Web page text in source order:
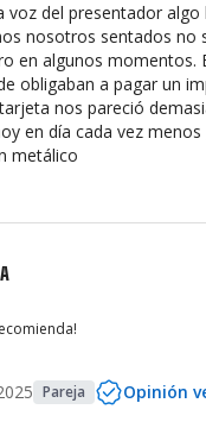
voz del presentador algo
nosotros sentados no
en algunos momentos.
obligaban a pagar un
nos pareció
en día cada vez menos
metálico
Pareja Opinión